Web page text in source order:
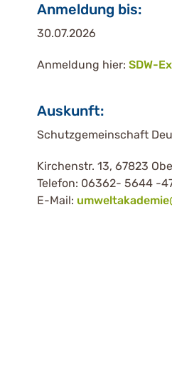
Anmeldung bis:
30.07.2026
Anmeldung hier: SDW-
Auskunft:
Schutzgemeinschaft
Kirchenstr. 13, 67823
Telefon: 06362- 5644 -
E-Mail: